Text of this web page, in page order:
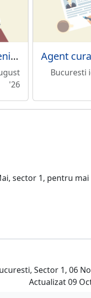
Femeie curatenie gradinita pariculara Sector 1
'26
Agent
Bucuresti
sector 1, pentru
Sector 1, 06
Actualizat 09